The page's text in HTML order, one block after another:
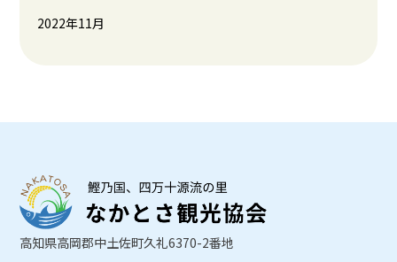
2022年11月
高知県高岡郡中土佐町久礼6370-2番地